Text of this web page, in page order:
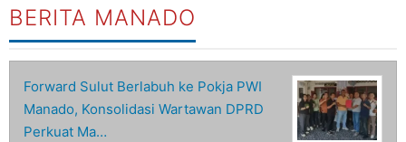
BERITA MANADO
Forward Sulut Berlabuh ke Pokja PWI
Manado, Konsolidasi Wartawan DPRD
Perkuat Ma…